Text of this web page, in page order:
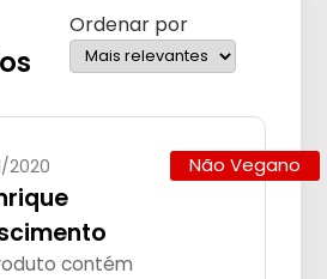
Ordenar por
2020
contém
Não Vegano